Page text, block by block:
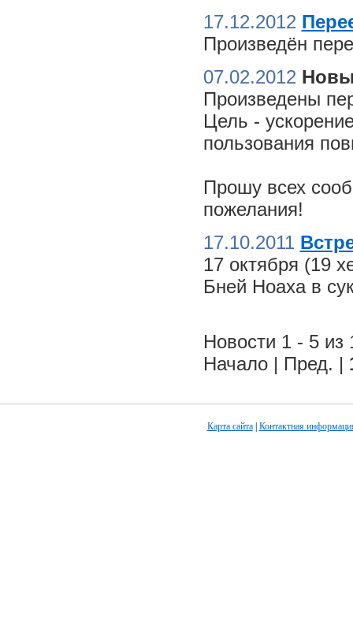
17.12.2012
Произведён
07.02.2012
Произведены
Цель -
пользования
Прошу всех
пожелания!
17.10.2011
17 октября (19
Бней Ноаха в
Новости 1 - 5 из
Начало | Пред. |
Карта сайта| Контактная